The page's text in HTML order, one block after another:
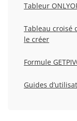
Tableur
Tableau croisé
le créer
Formule
Guides